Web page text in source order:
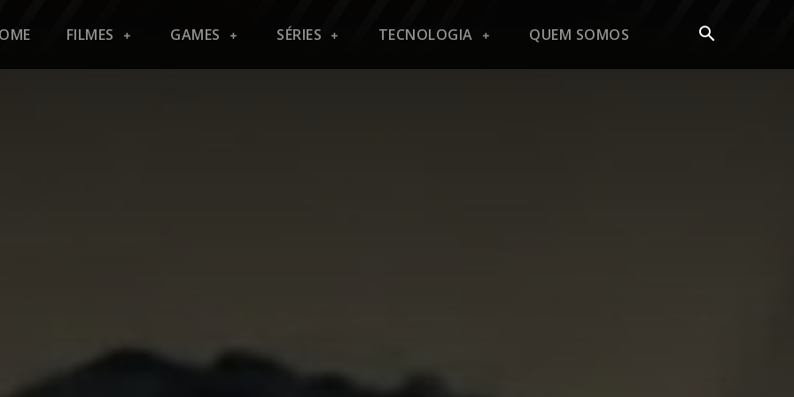
FILMES GAMES SÉRIES TECNOLOGIA QUEM SOMOS